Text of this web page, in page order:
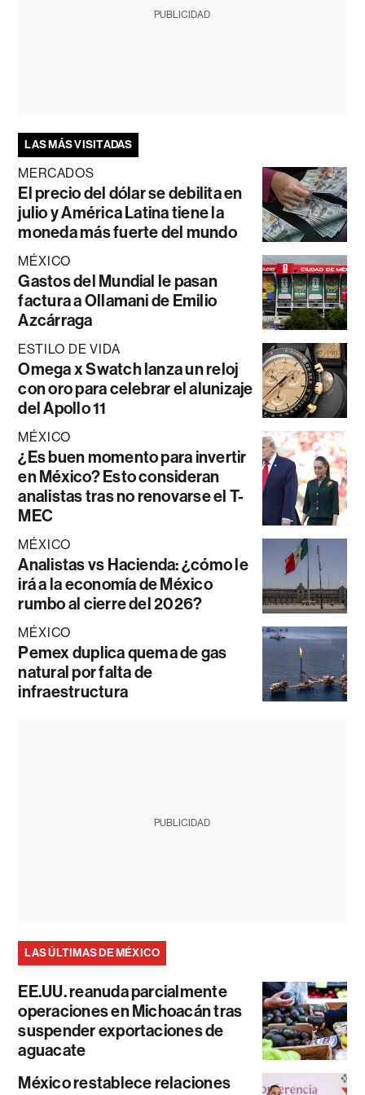
PUBLICIDAD
LAS MÁS VISITADAS
MERCADOS
El precio del dólar se debilita en
julio y América Latina tiene la
moneda más fuerte del mundo
MÉXICO
Gastos del Mundial le pasan
factura a Ollamani de Emilio
Azcárraga
ESTILO DE VIDA
Omega x Swatch lanza un reloj
con oro para celebrar el alunizaje
del Apollo 11
MÉXICO
¿Es buen momento para invertir
en México? Esto consideran
analistas tras no renovarse el T-
MEC
MÉXICO
Analistas vs Hacienda: ¿cómo le
irá a la economía de México
rumbo al cierre del 2026?
MÉXICO
Pemex duplica quema de gas
natural por falta de
infraestructura
PUBLICIDAD
LAS ÚLTIMAS DE MÉXICO
EE.UU. reanuda parcialmente
operaciones en Michoacán tras
suspender exportaciones de
aguacate
México restablece relaciones